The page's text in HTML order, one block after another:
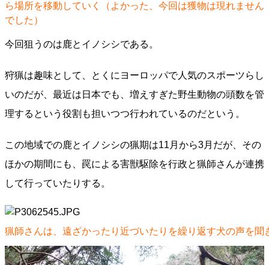
ら場所を移動していく（よかった、今回は獲物は現れません
でした）
今回狙うのは鹿とイノシシである。
狩猟は趣味として、とくにヨーロッパで人気のスポーツらし
いのだが、最近は日本でも、増えすぎた野生動物の頭数を管
理するという役割も担いつつ行われているのだという。
この地域での鹿とイノシシの猟期は11月から3月だが、その
ほかの期間にも、罠による害獣駆除を行政と猟師さんが連携
して行っていたりする。
猟師さんは、遠ざかったり近づいたりを繰り返す犬の声を